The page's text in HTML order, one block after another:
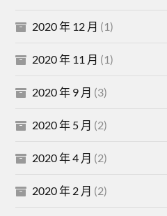
2020 年 12 月 (1)
2020 年 11 月 (1)
2020 年 9 月 (3)
2020 年 5 月 (2)
2020 年 4 月 (2)
2020 年 2 月 (2)